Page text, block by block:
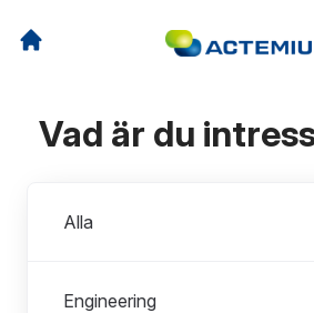
Vad är du
Alla
Engineering